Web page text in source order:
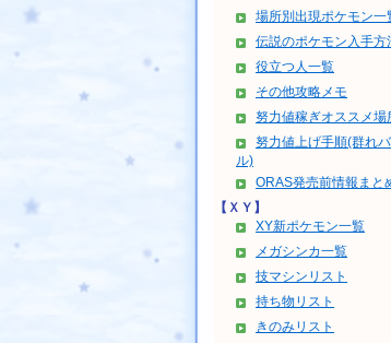
場所別出現ポケモン一
伝説のポケモン入手方
役立つ人一覧
その他攻略メモ
努力値稼ぎオススメ場
努力値上げ手順(群れバ
ル)
ORAS発売前情報まと
【ＸＹ】
XY新ポケモン一覧
メガシンカ一覧
技マシンリスト
持ち物リスト
きのみリスト